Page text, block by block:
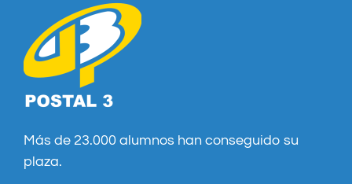
Más de 23.000 alumnos han conseguido su
plaza.